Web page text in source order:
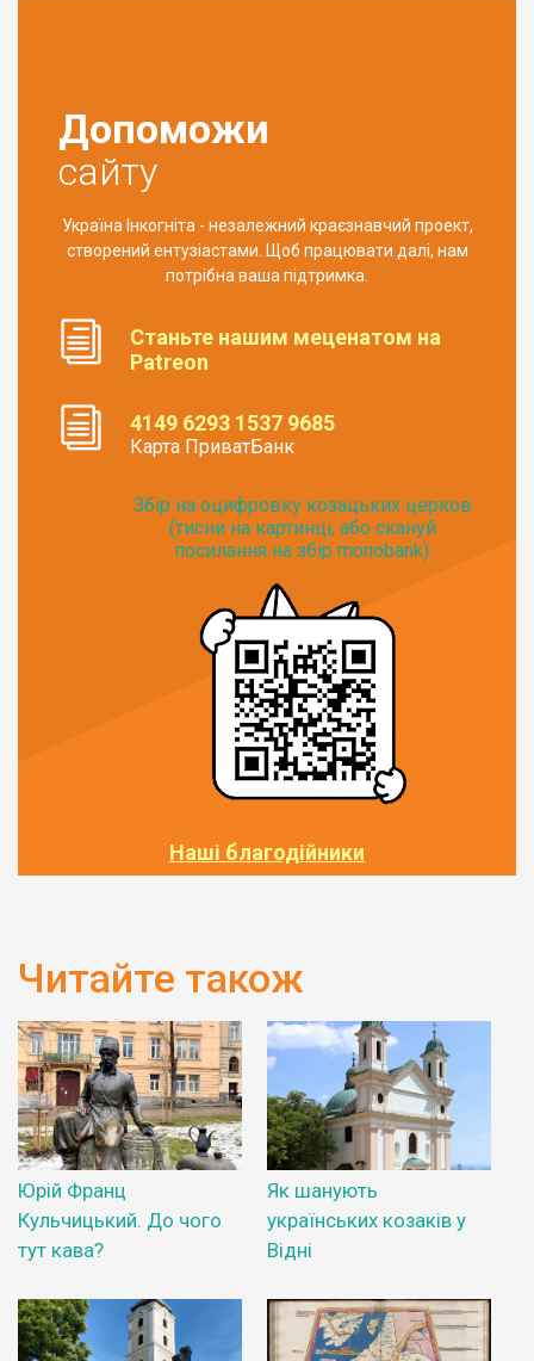
Допоможи
сайту
Україна Інкогніта - незалежний краєзнавчий проект,
створений ентузіастами. Щоб працювати далі, нам
потрібна ваша підтримка.
Станьте нашим меценатом на
Patreon
4149 6293 1537 9685
Карта ПриватБанк
Збір на оцифровку козацьких церков
(тисни на картинці, або скануй
посилання на збір monobank):
Наші благодійники
Читайте також
Юрій Франц
Кульчицький. До чого
тут кава?
Як шанують
українських козаків у
Відні